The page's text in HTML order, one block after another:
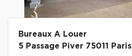
Bureaux A Louer
5 Passage Piver 75011 Paris